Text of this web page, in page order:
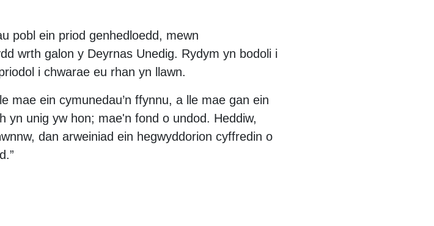
pobl ein priod genhedloedd, mewn
wrth galon y Deyrnas Unedig. Rydym yn bodoli i
i chwarae eu rhan yn llawn.
mae ein cymunedau’n ffynnu, a lle mae gan ein
yn unig yw hon; mae'n fond o undod. Heddiw,
dan arweiniad ein hegwyddorion cyffredin o